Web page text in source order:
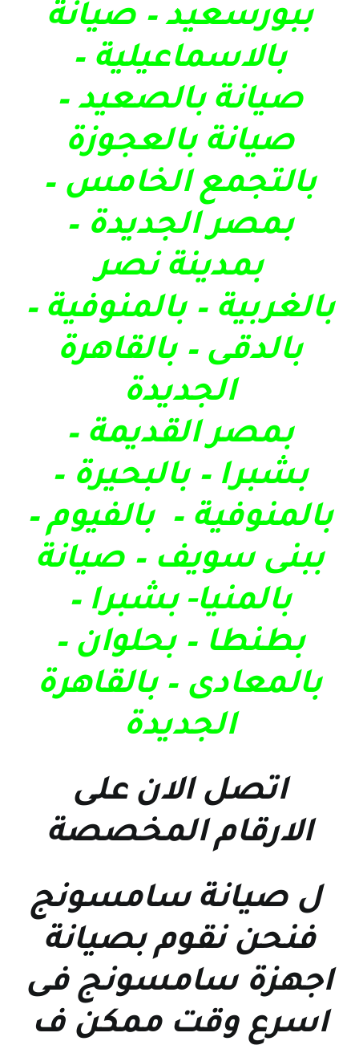
ببورسعيد – صيانة
بالاسماعيلية –
صيانة بالصعيد –
صيانة بالعجوزة
بالتجمع الخامس –
بمصر الجديدة –
بمدينة نصر
بالغربية – بالمنوفية –
بالدقى – بالقاهرة
الجديدة
بمصر القديمة –
بشبرا – بالبحيرة –
بالمنوفية – بالفيوم –
ببنى سويف – صيانة
بالمنيا- بشبرا –
بطنطا – بحلوان –
بالمعادى – بالقاهرة
الجديدة
اتصل الان على
الارقام المخصصة
ل صيانة سامسونج
فنحن نقوم بصيانة
اجهزة سامسونج فى
اسرع وقت ممكن ف